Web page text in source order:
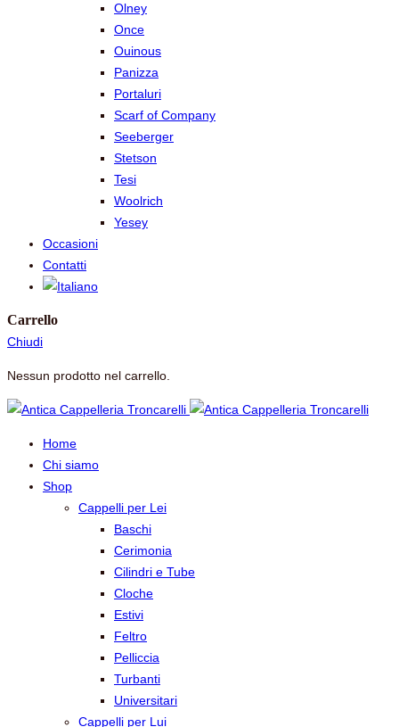
Olney
Once
Ouinous
Panizza
Portaluri
Scarf of Company
Seeberger
Stetson
Tesi
Woolrich
Yesey
Occasioni
Contatti
Carrello
Chiudi
Nessun prodotto nel carrello.
Home
Chi siamo
Shop
Cappelli per Lei
Baschi
Cerimonia
Cilindri e Tube
Cloche
Estivi
Feltro
Pelliccia
Turbanti
Universitari
Cappelli per Lui